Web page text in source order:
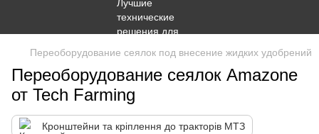
Переоборудование сеялок под внесение жидких удобрений
Переоборудование сеялок Amazone
от Tech Farming
Кронштейни та кріплення до тракторів МТЗ